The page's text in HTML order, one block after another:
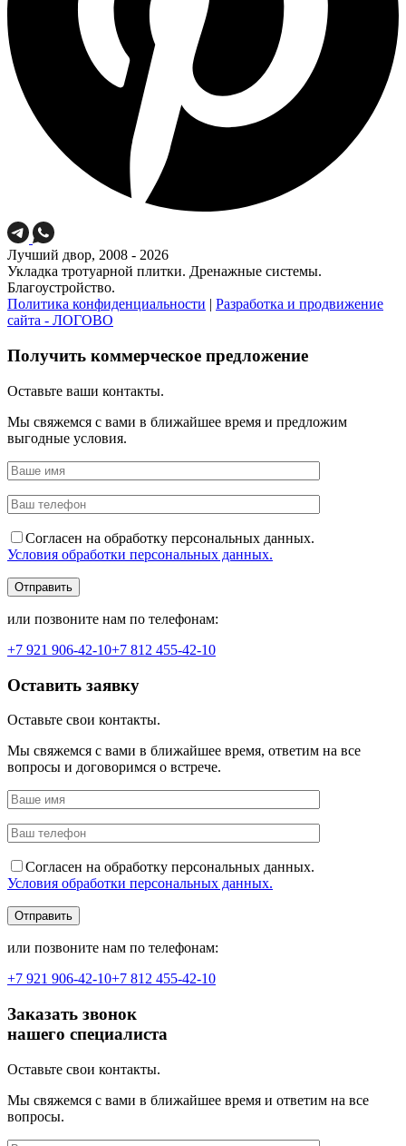
Лучший двор, 2008 - 2026
Укладка тротуарной плитки. Дренажные системы.
Благоустройство.
Политика конфиденциальности | Разработка и продвижение
сайта - ЛОГОВО
Получить коммерческое предложение
Оставьте ваши контакты.
Мы свяжемся с вами в ближайшее время и предложим
выгодные условия.
Согласен на обработку персональных данных.
Условия обработки персональных данных.
или позвоните нам по телефонам:
+7 921 906-42-10+7 812 455-42-10
Оставить заявку
Оставьте свои контакты.
Мы свяжемся с вами в ближайшее время, ответим на все
вопросы и договоримся о встрече.
Согласен на обработку персональных данных.
Условия обработки персональных данных.
или позвоните нам по телефонам:
+7 921 906-42-10+7 812 455-42-10
Заказать звонок
нашего специалиста
Оставьте свои контакты.
Мы свяжемся с вами в ближайшее время и ответим на все
вопросы.